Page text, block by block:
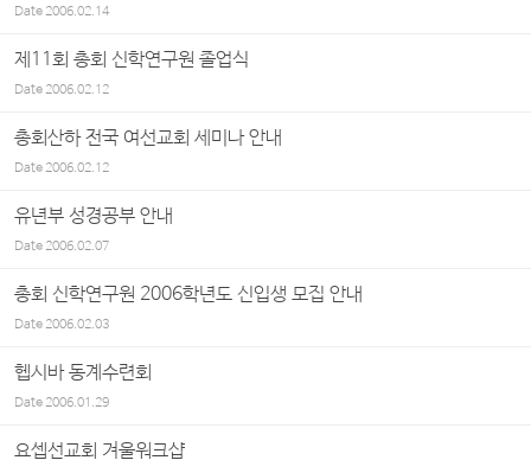
Date2006.02.14
제11회 총회 신학연구원 졸업식
Date2006.02.12
총회산하 전국 여선교회 세미나 안내
Date2006.02.12
유년부 성경공부 안내
Date2006.02.07
총회 신학연구원 2006학년도 신입생 모집 안내
Date2006.02.03
헵시바 동계수련회
Date2006.01.29
요셉선교회 겨울워크샵